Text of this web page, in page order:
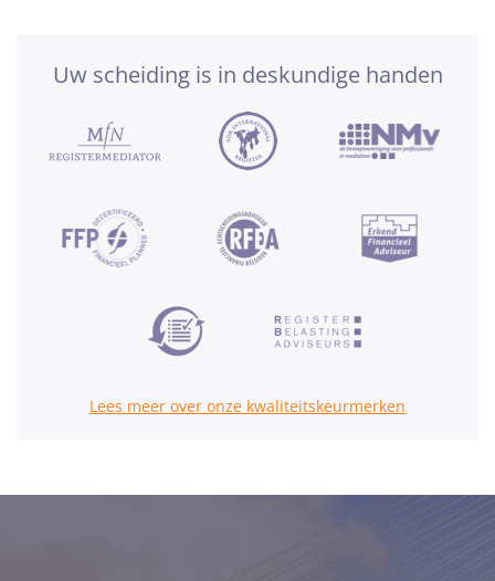
Uw scheiding is in deskundige handen
Lees meer over onze kwaliteitskeurmerken